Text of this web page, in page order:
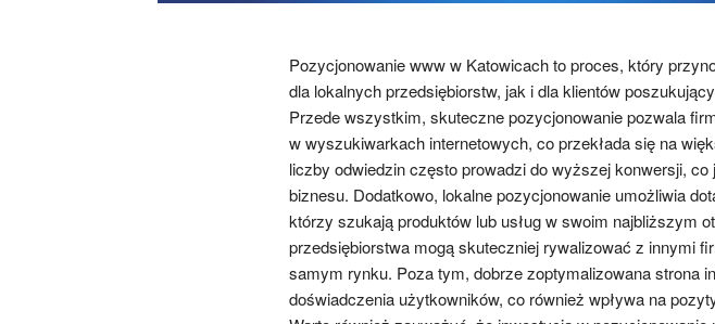
Pozycjonowanie www w Katowicach to proces, który
dla lokalnych przedsiębiorstw, jak i dla klientów
Przede wszystkim, skuteczne pozycjonowanie pozwala
w wyszukiwarkach internetowych, co przekłada się na
liczby odwiedzin często prowadzi do wyższej konwersji,
biznesu. Dodatkowo, lokalne pozycjonowanie umożliwia
którzy szukają produktów lub usług w swoim najbliższym
przedsiębiorstwa mogą skuteczniej rywalizować z innymi
samym rynku. Poza tym, dobrze zoptymalizowana strona
doświadczenia użytkowników, co również wpływa na